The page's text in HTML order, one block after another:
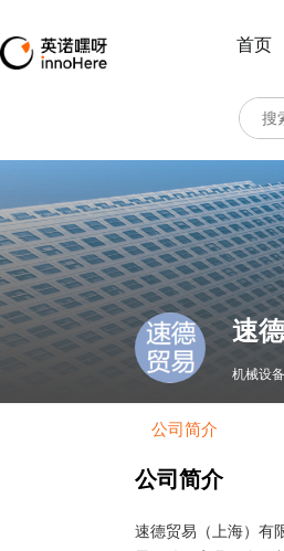
首页
速
机械设
公司简介
公司简介
速德贸易（上海）有